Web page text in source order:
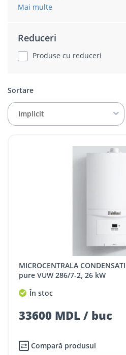
Mai multe
Reduceri
Produse cu reduceri
Sortare
Implicit
MICROCENTRALA CONDENSATIE VAILLANT ecoTEC
pure VUW 286/7-2, 26 kW
În stoc
33600 MDL / buc
Compară produsul